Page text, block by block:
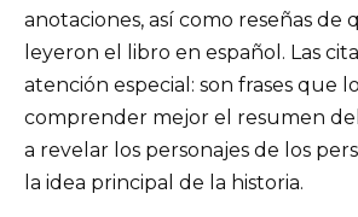
anotaciones, así como reseñas de
leyeron el libro en español. Las
atención especial: son frases que
comprender mejor el resumen
a revelar los personajes de los
la idea principal de la historia.